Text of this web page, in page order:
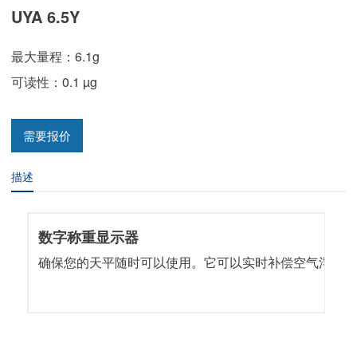
UYA 6.5Y
最大量程：6.1g
可读性：0.1 µg
需要报价
描述
数字称重显示器
确保您的天平随时可以使用。它可以实时补偿空气浮力